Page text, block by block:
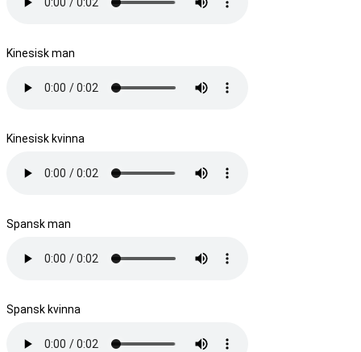
Kinesisk man
Kinesisk kvinna
Spansk man
Spansk kvinna